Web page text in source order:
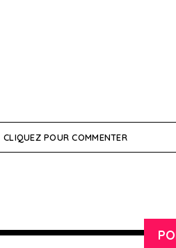
CLIQUEZ POUR COMMENTER